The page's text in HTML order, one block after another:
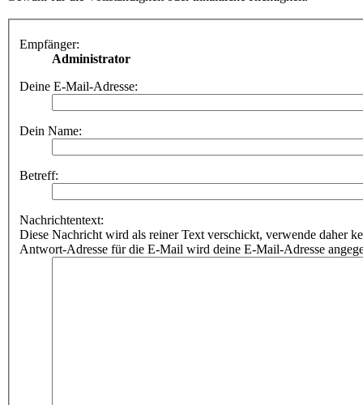
Empfänger:
Administrator
Deine E-Mail-Adresse:
Dein Name:
Betreff:
Nachrichtentext:
Diese Nachricht wird als reiner Text verschickt, verwende daher
Antwort-Adresse für die E-Mail wird deine E-Mail-Adresse